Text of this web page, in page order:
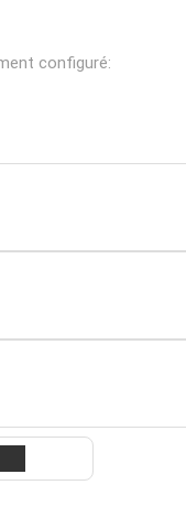
configuré: